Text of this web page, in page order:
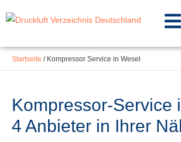
springen
Inhalt
Startseite / Kompressor Service in Wesel
Kompressor-Service
4 Anbieter in Ihrer